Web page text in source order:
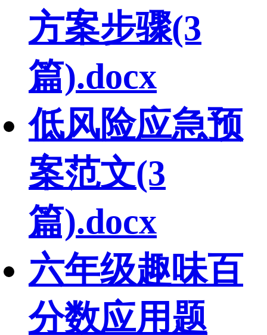
方案步骤(3
篇).docx
低风险应急预
案范文(3
篇).docx
六年级趣味百
分数应用题